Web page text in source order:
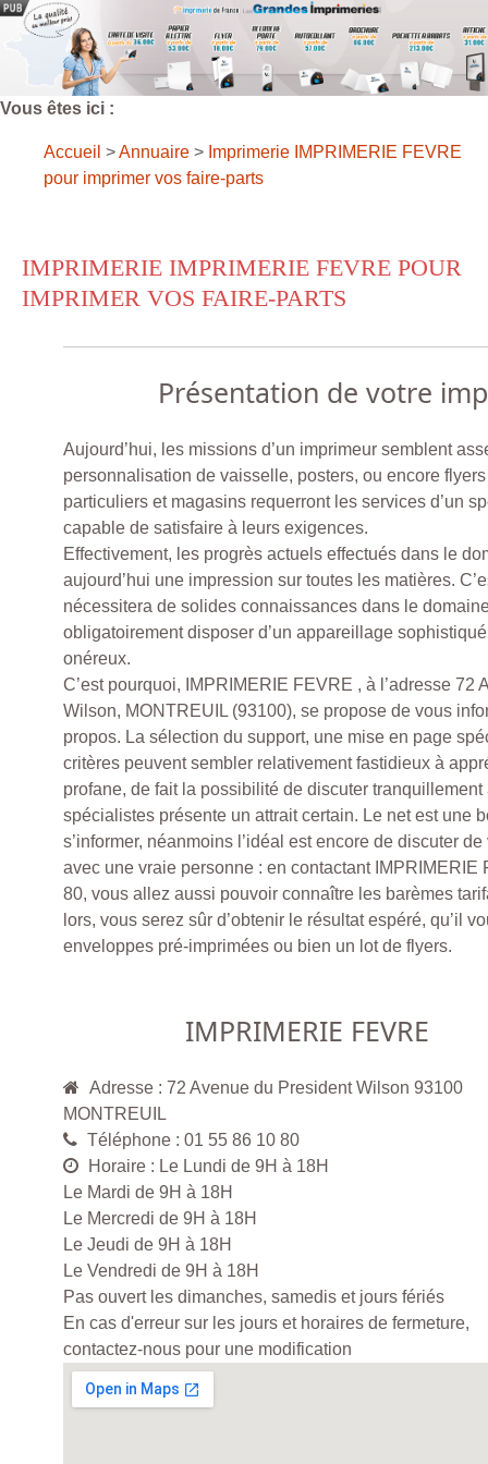
Vous êtes ici :
Accueil >Annuaire > Imprimerie IMPRIMERIE FEVRE
pour imprimer vos faire-parts
IMPRIMERIE IMPRIMERIE FEVRE POUR
IMPRIMER VOS FAIRE-PARTS
Présentation de votre
Aujourd’hui, les missions d’un imprimeur semblent
personnalisation de vaisselle, posters, ou encore
particuliers et magasins requerront les services d’un
capable de satisfaire à leurs exigences.
Effectivement, les progrès actuels effectués dans le
aujourd’hui une impression sur toutes les matières.
nécessitera de solides connaissances dans le
obligatoirement disposer d’un appareillage
onéreux.
C’est pourquoi, IMPRIMERIE FEVRE , à l’adresse 72
Wilson, MONTREUIL (93100), se propose de vous
propos. La sélection du support, une mise en page
critères peuvent sembler relativement fastidieux à
profane, de fait la possibilité de discuter
spécialistes présente un attrait certain. Le net est une
s’informer, néanmoins l’idéal est encore de discuter
avec une vraie personne : en contactant IMPRIMERIE
80, vous allez aussi pouvoir connaître les barèmes
lors, vous serez sûr d’obtenir le résultat espéré, qu’il
enveloppes pré-imprimées ou bien un lot de flyers.
IMPRIMERIE FEVRE
Adresse : 72 Avenue du President Wilson 93100
MONTREUIL
Téléphone : 01 55 86 10 80
Horaire : Le Lundi de 9H à 18H
Le Mardi de 9H à 18H
Le Mercredi de 9H à 18H
Le Jeudi de 9H à 18H
Le Vendredi de 9H à 18H
Pas ouvert les dimanches, samedis et jours fériés
En cas d'erreur sur les jours et horaires de fermeture,
contactez-nous pour une modification